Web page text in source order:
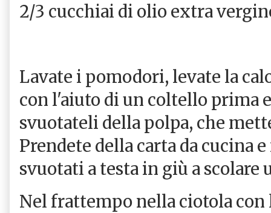
2/3 cucchiai di olio extra
Lavate i pomodori, levate la
con l'aiuto di un coltello prima
svuotateli della polpa, che
Prendete della carta da cucina
svuotati a testa in giù a scolare
Nel frattempo nella ciotola con